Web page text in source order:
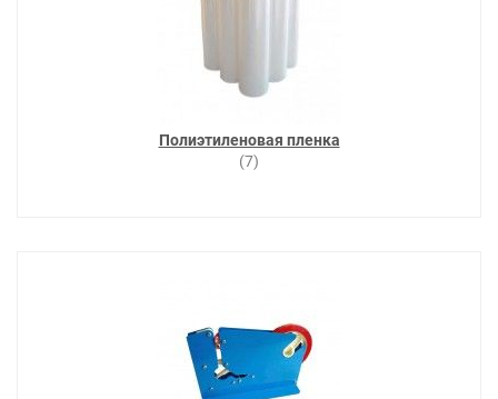
Полиэтиленовая пленка
(7)